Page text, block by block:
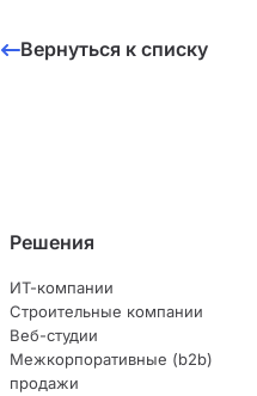
Вернуться к списку
Решения
ИТ-компании
Строительные компании
Веб-студии
Межкорпоративные (b2b)
продажи